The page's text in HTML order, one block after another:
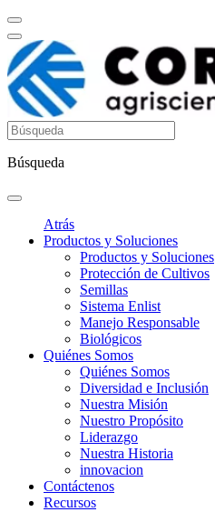
Búsqueda
Atrás
Productos y Soluciones
Productos y Soluciones
Protección de Cultivos
Semillas
Sistema Enlist
Manejo Responsable
Biológicos
Quiénes Somos
Quiénes Somos
Diversidad e Inclusión
Nuestra Misión
Nuestro Propósito
Liderazgo
Nuestra Historia
innovacion
Contáctenos
Recursos